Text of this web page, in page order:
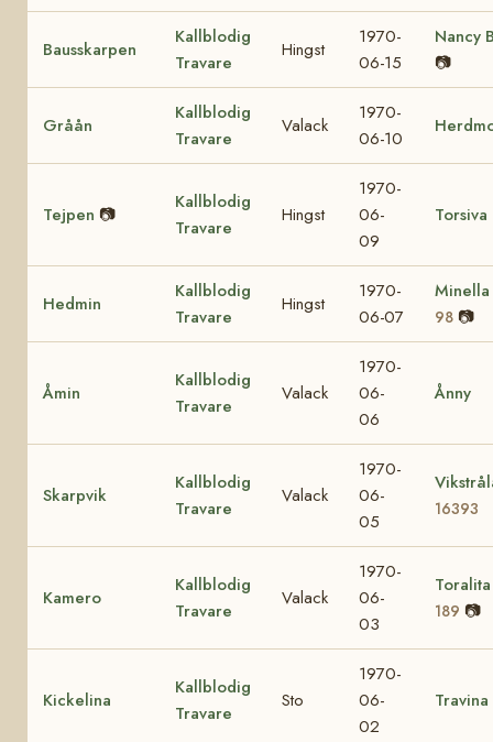
Bausskarpen
Kallblodig
Travare
Hingst
1970-
06-15
Nancy
📷
Gråån
Kallblodig
Travare
Valack
1970-
06-10
Tejpen 📷
Kallblodig
Travare
Hingst
1970-
06-
09
Torsiva
Hedmin
Kallblodig
Travare
Hingst
1970-
06-07
Minella
98 📷
Åmin
Kallblodig
Travare
Valack
1970-
06-
06
Ånny
Skarpvik
Kallblodig
Travare
Valack
1970-
06-
05
16393
Kamero
Kallblodig
Travare
Valack
1970-
06-
03
189 📷
Kickelina
Kallblodig
Travare
Sto
1970-
06-
02
Travina